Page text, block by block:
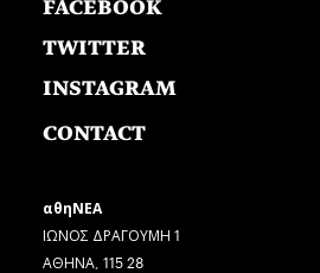
FACEBOOK
TWITTER
INSTAGRAM
CONTACT
αθηΝΕΑ
ΙΩΝΟΣ ΔΡΑΓΟΥΜΗ 1
ΑΘΗΝΑ, 115 28